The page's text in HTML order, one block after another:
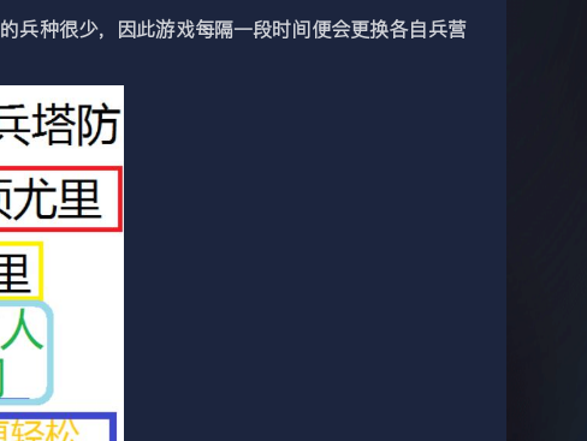
种很少，因此游戏每隔一段时间便会更换各自兵营